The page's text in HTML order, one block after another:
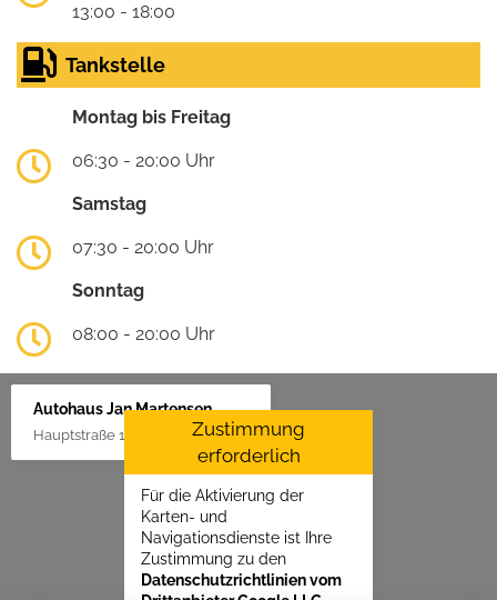
13:00 - 18:00
Tankstelle
Montag bis Freitag
06:30 - 20:00 Uhr
Samstag
07:30 - 20:00 Uhr
Sonntag
08:00 - 20:00 Uhr
Autohaus Jan Martensen
Hauptstraße 1, 25862 GoldelundZustimmung
erforderlich
Für die Aktivierung der
Karten- und
Navigationsdienste ist Ihre
Zustimmung zu den
Datenschutzrichtlinien vom